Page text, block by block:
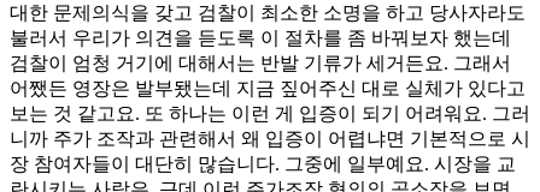
대한 문제의식을 갖고 검찰이 최소한 소명을 하고 당사자라도
불러서 우리가 의견을 듣도록 이 절차를 좀 바꿔보자 했는데
검찰이 엄청 거기에 대해서는 반발 기류가 세거든요. 그래서
어쨌든 영장은 발부됐는데 지금 짚어주신 대로 실체가 있다고
보는 것 같고요. 또 하나는 이런 게 입증이 되기 어려워요. 그러
니까 주가 조작과 관련해서 왜 입증이 어렵냐면 기본적으로 시
장 참여자들이 대단히 많습니다. 그중에 일부예요. 시장을 교